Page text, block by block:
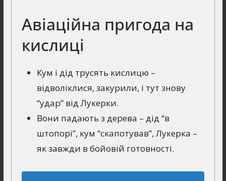
Авіаційна пригода на
кислиці
Кум і дід трусять кислицю –
відволіклися, закурили, і тут знову
“удар” від Лукерки.
Вони падають з дерева – дід “в
штопорі”, кум “скапотував”, Лукерка –
як завжди в бойовій готовності.